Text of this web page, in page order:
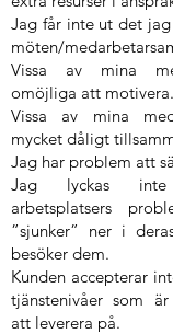
Jag får inte ut det
möten/
Vissa av mina
omöjliga att motivera.
Vissa av mina
mycket dåligt
Jag har problem att
Jag lyckas
arbetsplatsers
”sjunker” ner i
besöker dem.
Kunden accepterar
tjänstenivåer som
att leverera på.